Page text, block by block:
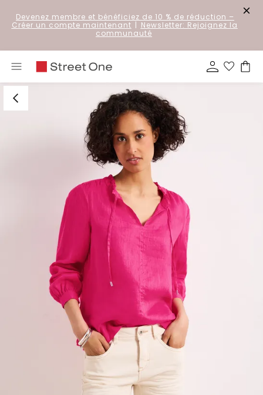
Devenez membre et bénéficiez de 10 % de réduction –
Créer un compte maintenant | Newsletter: Rejoignez la
communauté